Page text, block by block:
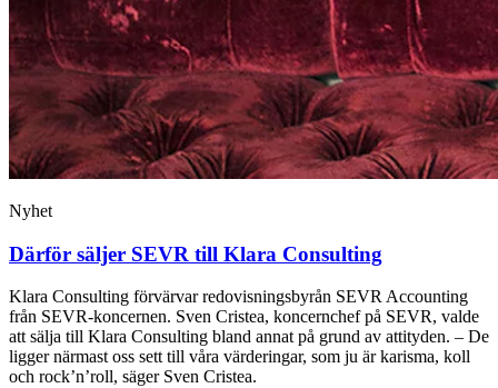
Nyhet
Därför säljer SEVR till Klara Consulting
Klara Consulting förvärvar redovisningsbyrån SEVR Accounting
från SEVR‑koncernen. Sven Cristea, koncernchef på SEVR, valde
att sälja till Klara Consulting bland annat på grund av attityden. – De
ligger närmast oss sett till våra värderingar, som ju är karisma, koll
och rock’n’roll, säger Sven Cristea.